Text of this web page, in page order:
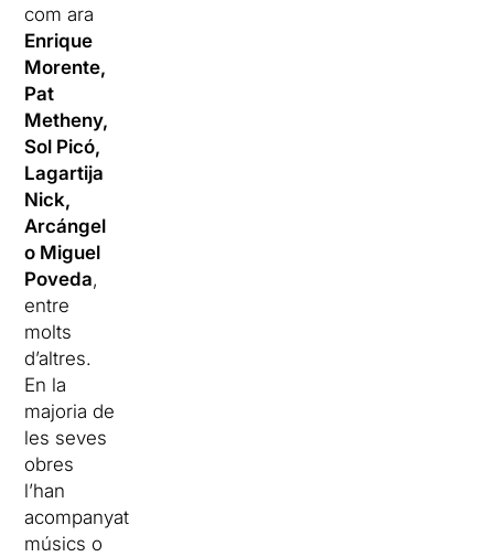
com ara
Enrique
Morente,
Pat
Metheny,
Sol Picó,
Lagartija
Nick,
Arcángel
o Miguel
Poveda,
entre
molts
d’altres.
En la
majoria de
les seves
obres
l’han
acompanyat
músics o